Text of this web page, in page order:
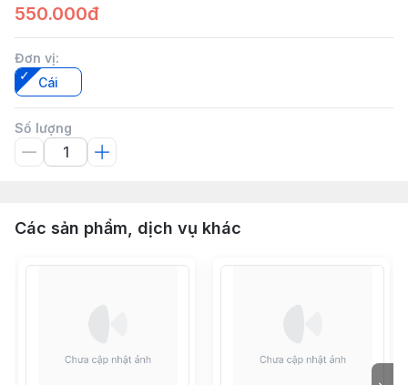
550.000đ
Đơn vị:
Cái
Số lượng
Các sản phẩm, dịch vụ khác